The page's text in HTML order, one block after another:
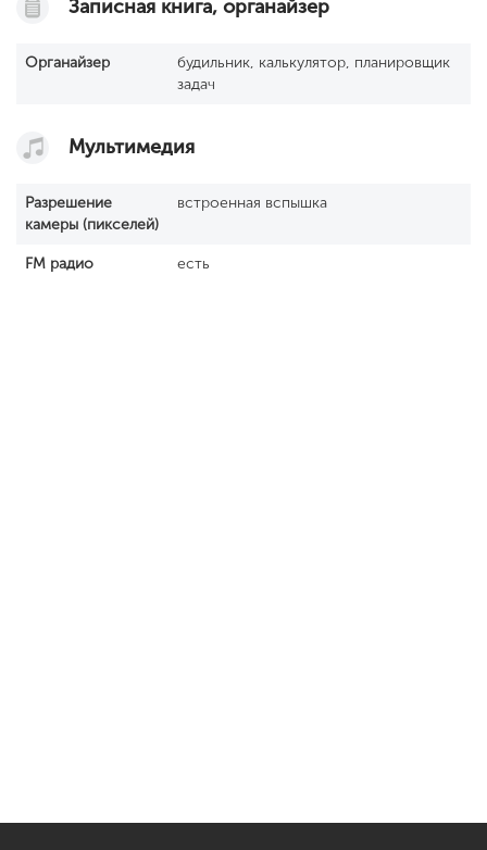
Записная книга, органайзер
Органайзер
будильник, калькулятор, планировщик
задач
Мультимедия
Разрешение
камеры (пикселей)
встроенная вспышка
FM радио есть